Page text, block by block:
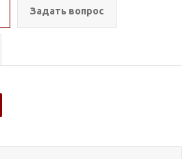
Задать вопрос